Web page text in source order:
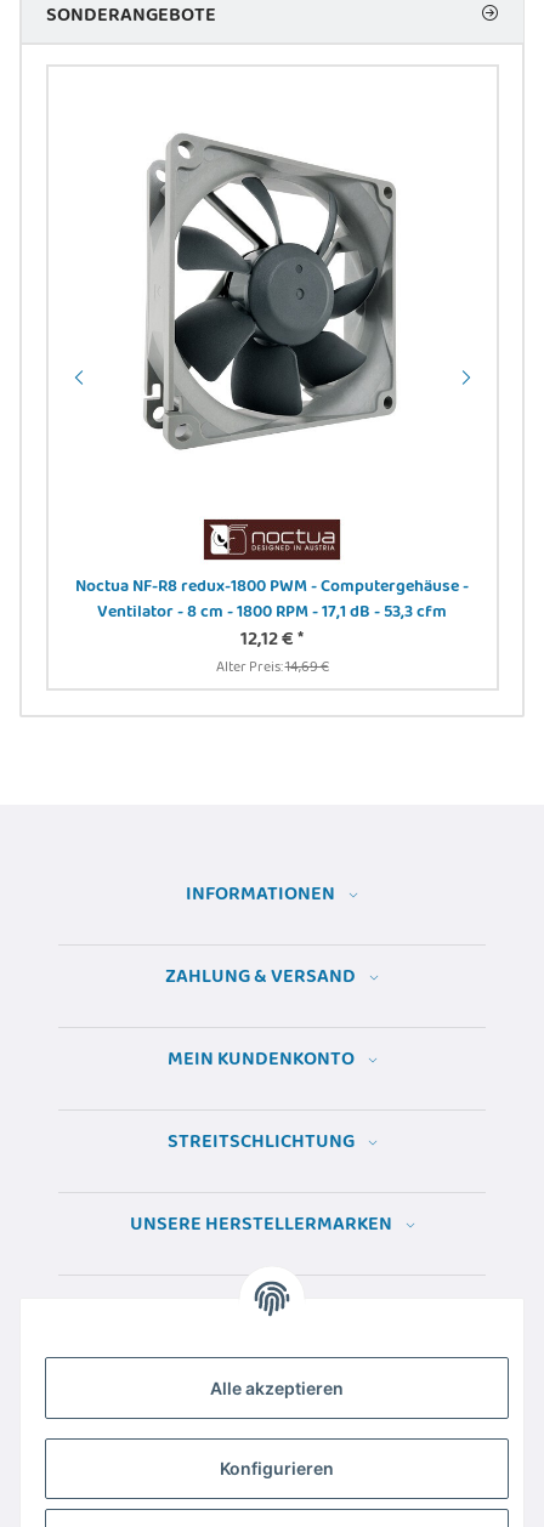
Alle akzeptieren
Konfigurieren
SONDERANGEBOTE
Noctua NF-R8 redux-1800 PWM - Computergehäuse -
Ventilator - 8 cm - 1800 RPM - 17,1 dB - 53,3 cfm
12,12 €*
Alter Preis:14,69 €
INFORMATIONEN
ZAHLUNG & VERSAND
MEIN KUNDENKONTO
STREITSCHLICHTUNG
UNSERE HERSTELLERMARKEN